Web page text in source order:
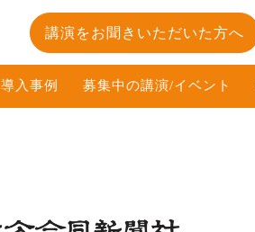
講演をお聞きいただいた方へ
導入事例 募集中の講演/イベント